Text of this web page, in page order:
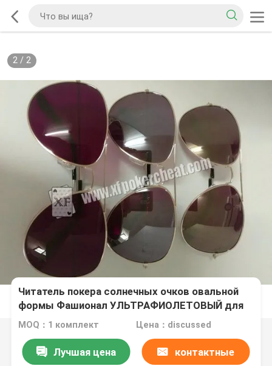
2/ 2
Читатель покера солнечных очков овальной
формы Фашионал УЛЬТРАФИОЛЕТОВЫЙ для
УЛЬТРАФИОЛЕТОВЫХ маркированных
MOQ：1 комплект Цена：discussed
Лучшая цена контактные